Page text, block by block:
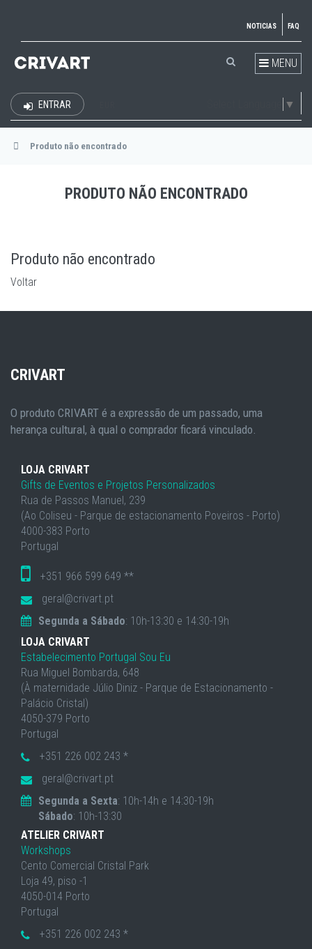
NOTICIAS FAQ
MENU
▼
ENTRAR
Produto não encontrado
PRODUTO NÃO ENCONTRADO
Produto não encontrado
Voltar
CRIVART
O produto CRIVART é a expressão de um passado, uma
herança cultural, à qual o comprador ficará vinculado.
LOJA CRIVART
Gifts de Eventos e Projetos Personalizados
Rua de Passos Manuel, 239
(Ao Coliseu - Parque de estacionamento Poveiros - Porto)
4000-383 Porto
Portugal
+351 966 599 649 **
geral@crivart.pt
Segunda a Sábado: 10h-13:30 e 14:30-19h
LOJA CRIVART
Estabelecimento Portugal Sou Eu
Rua Miguel Bombarda, 648
(À maternidade Júlio Diniz - Parque de Estacionamento -
Palácio Cristal)
4050-379 Porto
Portugal
+351 226 002 243 *
geral@crivart.pt
Segunda a Sexta: 10h-14h e 14:30-19h
Sábado: 10h-13:30
ATELIER CRIVART
Workshops
Cento Comercial Cristal Park
Loja 49, piso -1
4050-014 Porto
Portugal
+351 226 002 243 *